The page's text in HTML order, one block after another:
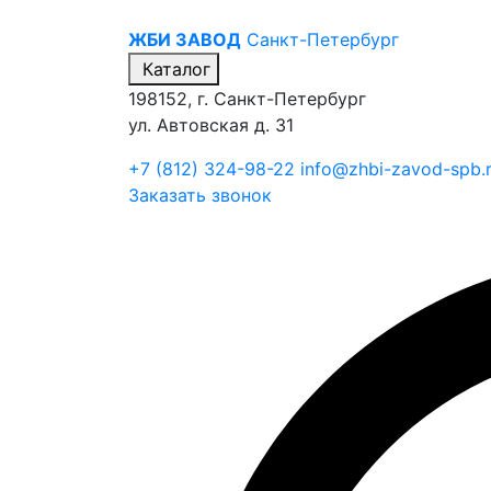
ЖБИ ЗАВОД Санкт-Петербург
Каталог
198152, г. Санкт-Петербург
ул. Автовская д. 31
+7 (812) 324-98-22 info@zhbi-zavod-
Заказать звонок